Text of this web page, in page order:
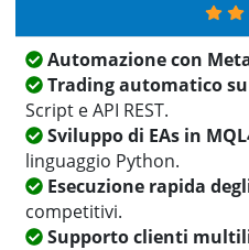
Automazione con
Trading automatico
Script e API REST.
Sviluppo di EAs in
linguaggio Python.
Esecuzione rapida
competitivi.
Supporto clienti